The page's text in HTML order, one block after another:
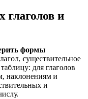
глаголов и
формы
существительное
для глаголов
наклонениям и
и